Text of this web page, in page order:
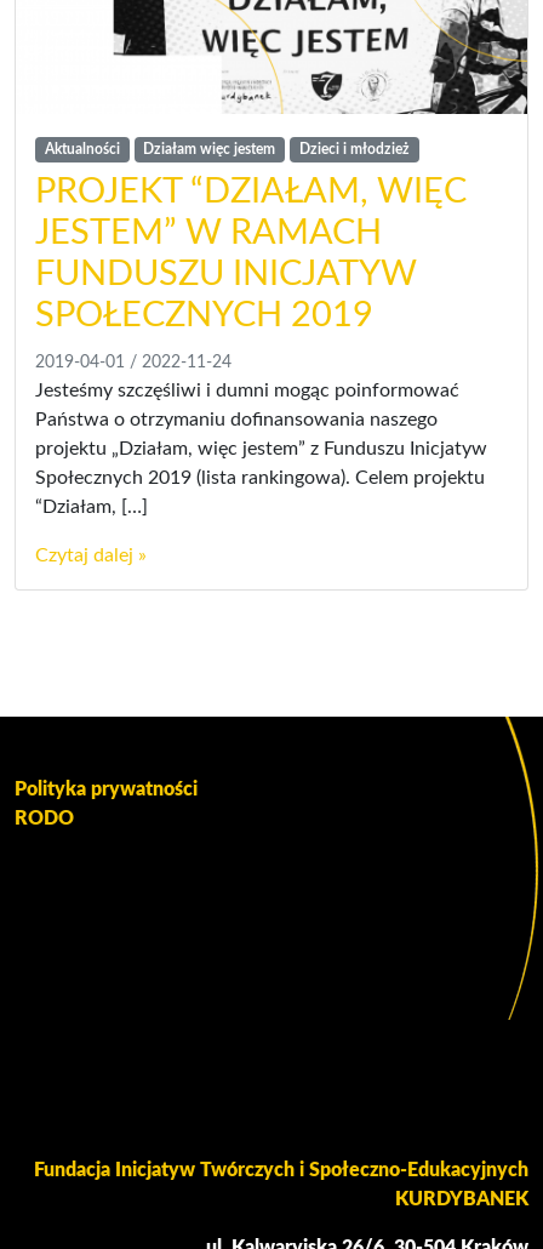
Aktualności Działam więc jestem Dzieci i młodzież
PROJEKT “DZIAŁAM, WIĘC
JESTEM” W RAMACH
FUNDUSZU INICJATYW
SPOŁECZNYCH 2019
2019-04-01 / 2022-11-24
Jesteśmy szczęśliwi i dumni mogąc poinformować
Państwa o otrzymaniu dofinansowania naszego
projektu „Działam, więc jestem” z Funduszu Inicjatyw
Społecznych 2019 (lista rankingowa). Celem projektu
“Działam, […]
Czytaj dalej »
Polityka prywatności
RODO
Fundacja Inicjatyw Twórczych i Społeczno-Edukacyjnych
KURDYBANEK